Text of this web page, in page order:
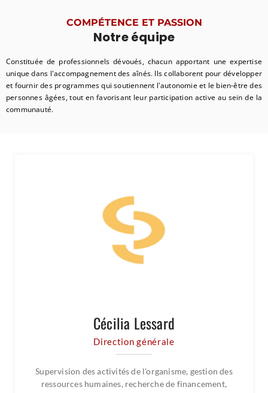
COMPÉTENCE ET PASSION
Notre équipe
Constituée de professionnels dévoués, chacun apportant une expertise
unique dans l'accompagnement des aînés. Ils collaborent pour développer
et fournir des programmes qui soutiennent l'autonomie et le bien-être des
personnes âgées, tout en favorisant leur participation active au sein de la
communauté.
Cécilia Lessard
Direction générale
Supervision des activités de l'organisme, gestion des
ressources humaines, recherche de financement,